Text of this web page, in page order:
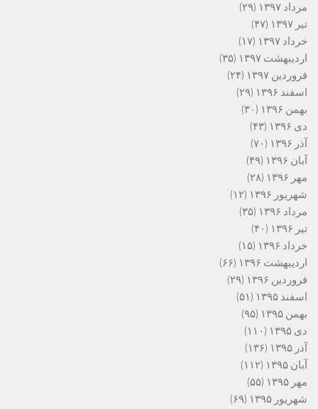
مرداد ۱۳۹۷
(۲۹)
تیر ۱۳۹۷
(۴۷)
خرداد ۱۳۹۷
(۱۷)
اردیبهشت ۱۳۹۷
(۳۵)
فروردین ۱۳۹۷
(۲۴)
اسفند ۱۳۹۶
(۲۹)
بهمن ۱۳۹۶
(۳۰)
دی ۱۳۹۶
(۴۳)
آذر ۱۳۹۶
(۷۰)
آبان ۱۳۹۶
(۴۹)
مهر ۱۳۹۶
(۲۸)
شهریور ۱۳۹۶
(۱۲)
مرداد ۱۳۹۶
(۳۵)
تیر ۱۳۹۶
(۴۰)
خرداد ۱۳۹۶
(۱۵)
اردیبهشت ۱۳۹۶
(۶۶)
فروردین ۱۳۹۶
(۲۹)
اسفند ۱۳۹۵
(۵۱)
بهمن ۱۳۹۵
(۹۵)
دی ۱۳۹۵
(۱۱۰)
آذر ۱۳۹۵
(۱۳۶)
آبان ۱۳۹۵
(۱۱۲)
مهر ۱۳۹۵
(۵۵)
شهریور ۱۳۹۵
(۶۹)